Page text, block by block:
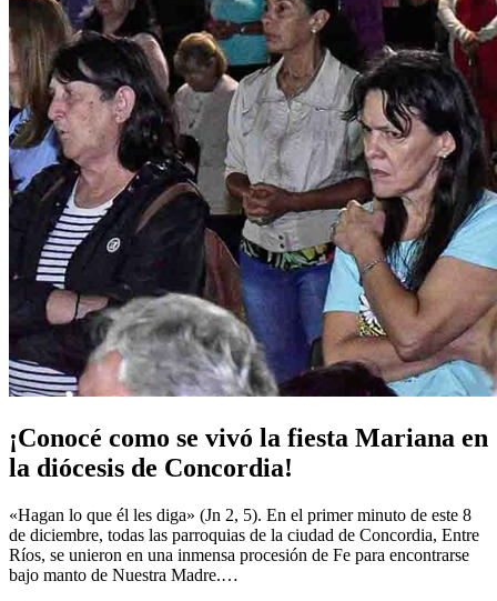
¡Conocé como se vivó la fiesta Mariana en
la diócesis de Concordia!
«Hagan lo que él les diga» (Jn 2, 5). En el primer minuto de este 8
de diciembre, todas las parroquias de la ciudad de Concordia, Entre
Ríos, se unieron en una inmensa procesión de Fe para encontrarse
bajo manto de Nuestra Madre.…